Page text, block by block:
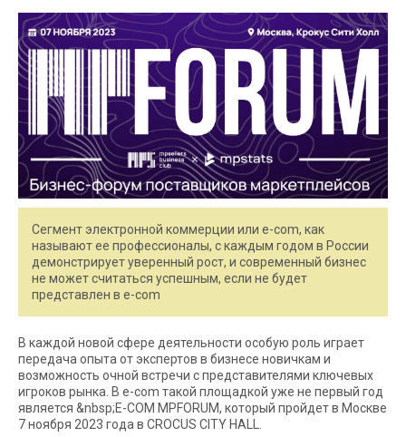
Сегмент электронной коммерции или e-com, как
называют ее профессионалы, с каждым годом в России
демонстрирует уверенный рост, и современный бизнес
не может считаться успешным, если не будет
представлен в e-com
В каждой новой сфере деятельности особую роль играет
передача опыта от экспертов в бизнесе новичкам и
возможность очной встречи с представителями ключевых
игроков рынка. В e-com такой площадкой уже не первый год
является &nbsp;E-СOM MPFORUM, который пройдет в Москве
7 ноября 2023 года в CROCUS CITY HALL.